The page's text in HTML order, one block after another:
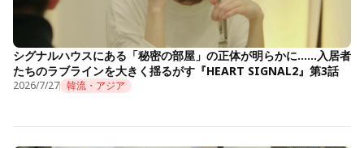
シグナルハウスにある「秘密の部屋」の正体が明らかに……入居者
たちのラブラインを大きく揺るがす『HEART SIGNAL2』第3話
2026/7/27 韓流・アジア